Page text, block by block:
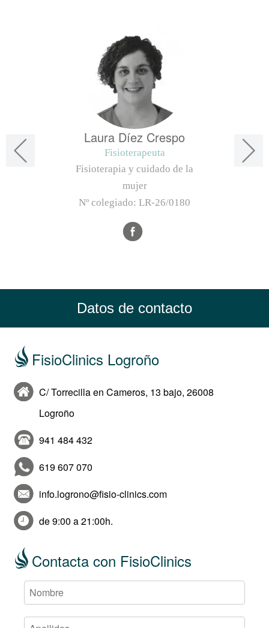
Laura Díez Crespo
Fisioterapeuta
Fisioterapia y cuidado de la
mujer
Nº colegiado: LR-26/0180
Datos de contacto
FisioClinics Logroño
C/ Torrecilla en Cameros, 13 bajo, 26008
Logroño
941 484 432
619 607 070
info.logrono@fisio-clinics.com
de 9:00 a 21:00h.
Contacta con FisioClinics